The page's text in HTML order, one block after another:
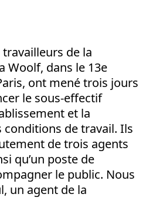
travailleurs de la
Woolf, dans le 13e
ont mené trois jours
le sous-effectif
et la
de travail. Ils
de trois agents
qu’un poste de
le public. Nous
un agent de la